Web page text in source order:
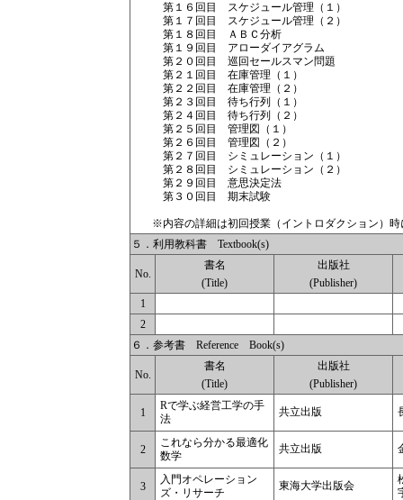
第１６回目 スケジュール管理（１）
第１７回目 スケジュール管理（２）
第１８回目 ＡＢＣ分析
第１９回目 アローダイアグラム
第２０回目 巡回セールスマン問題
第２１回目 在庫管理（１）
第２２回目 在庫管理（２）
第２３回目 待ち行列（１）
第２４回目 待ち行列（２）
第２５回目 管理図（１）
第２６回目 管理図（２）
第２７回目 シミュレーション（１）
第２８回目 シミュレーション（２）
第２９回目 意思決定法
第３０回目 期末試験
※内容の詳細は初回授業（イントロダクション）時
５．利用教科書 Textbook(s)
No.
書名
(Title)
出版社
(Publisher)
1
2
６．参考書 Reference Book(s)
No.
書名
(Title)
出版社
(Publisher)
1
Rで学ぶ経営工学の手
法
共立出版
2
これなら分かる最適化
数学
共立出版
3
入門オペレーション
ズ・リサーチ
東海大学出版会